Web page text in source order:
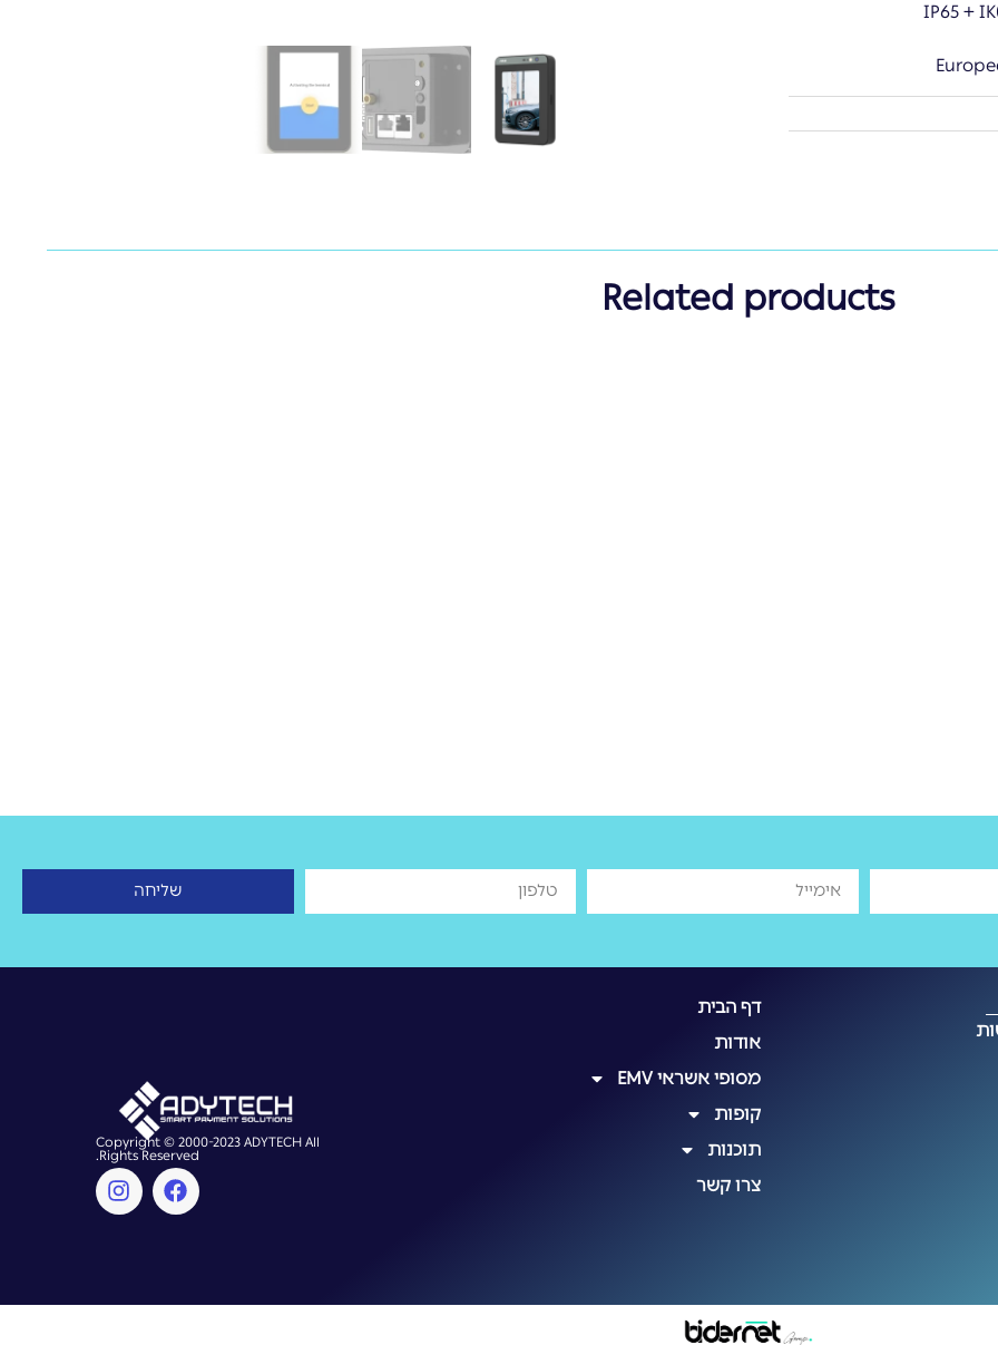
IP65 +
Related products
שליחה
דף הבית
אודות
מסופי אשראי EMV
קופות
תוכנות
צרו קשר
Copyright © 2000-2023 ADYTECH All
Rights Reserved.